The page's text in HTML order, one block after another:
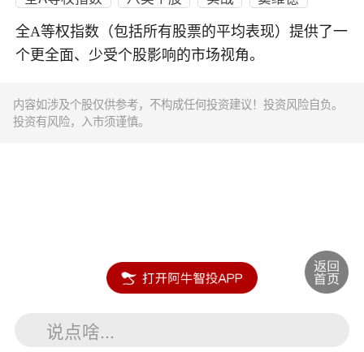
全A等权指数（包括所有股票的平均表现）提供了一
个更全面、少受个股影响的市场视角。
内容如涉及个股仅供参考，不构成任何投资建议！投资风险自负。
投资有风险，入市须谨慎。
说点啥...